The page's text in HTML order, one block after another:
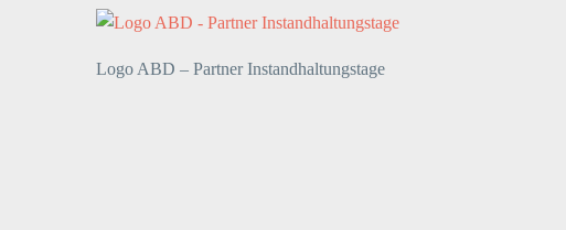
Logo ABD – Partner Instandhaltungstage